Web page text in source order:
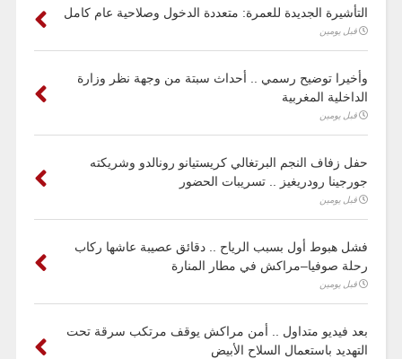
التأشيرة الجديدة للعمرة: متعددة الدخول وصلاحية عام كامل
قبل يومين
وأخيرا توضيح رسمي .. أحداث سبتة من وجهة نظر وزارة
الداخلية المغربية
قبل يومين
حفل زفاف النجم البرتغالي كريستيانو رونالدو وشريكته
جورجينا رودريغيز .. تسريبات الحضور
قبل يومين
فشل هبوط أول بسبب الرياح .. دقائق عصيبة عاشها ركاب
رحلة صوفيا–مراكش في مطار المنارة
قبل يومين
بعد فيديو متداول .. أمن مراكش يوقف مرتكب سرقة تحت
التهديد باستعمال السلاح الأبيض